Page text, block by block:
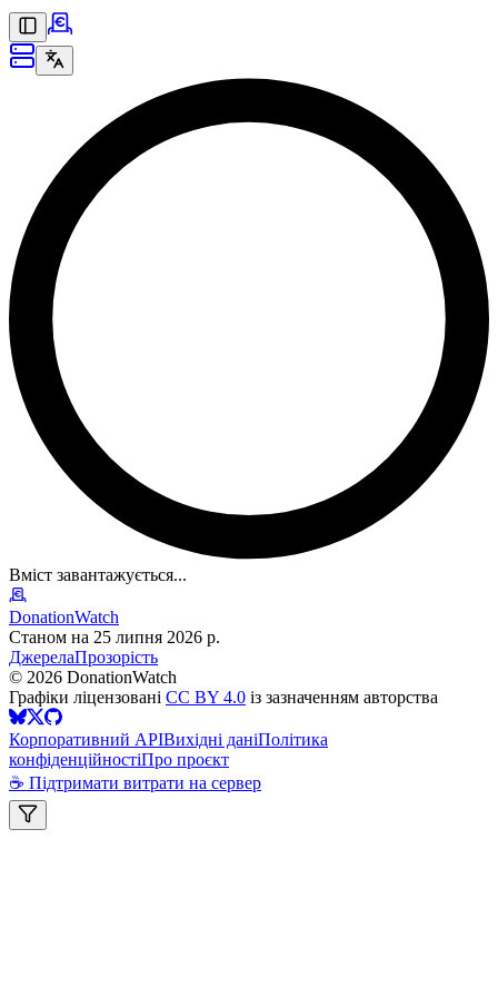
Вміст завантажується...
DonationWatch
Станом на 25 липня 2026 р.
ДжерелаПрозорість
© 2026 DonationWatch
Графіки ліцензовані CC BY 4.0 із зазначенням авторства
Корпоративний APIВихідні даніПолітика
конфіденційностіПро проєкт
☕ Підтримати витрати на сервер